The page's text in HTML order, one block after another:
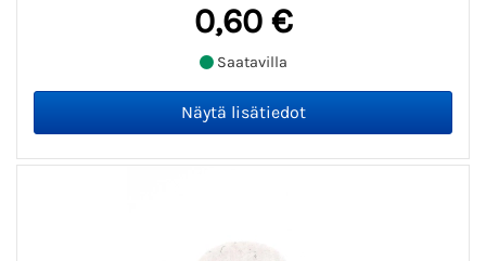
0,60 €
Saatavilla